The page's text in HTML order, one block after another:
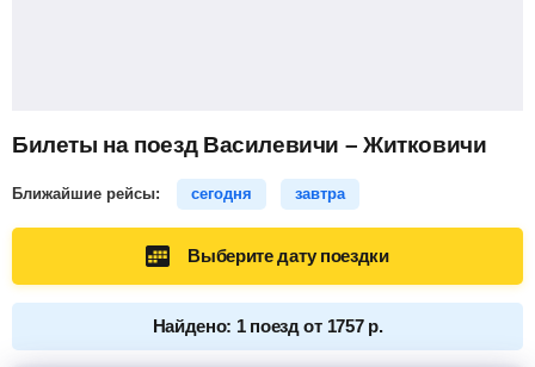
Билеты на поезд Василевичи – Житковичи
Ближайшие рейсы: сегодня завтра
Выберите дату поездки
Найдено: 1 поезд от 1757 р.